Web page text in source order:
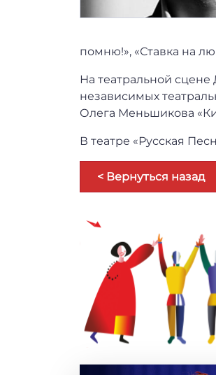
помню!», «Ставка на
На театральной
независимых
Олега Меньшикова
В театре «Русская
< Вернуться назад